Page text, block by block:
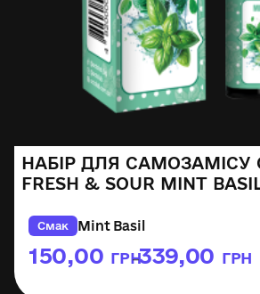
НАБІР ДЛЯ САМОЗАМІСУ
FRESH & SOUR MINT
Смак Mint Basil
150,00 ГРН
–339,00 ГРН